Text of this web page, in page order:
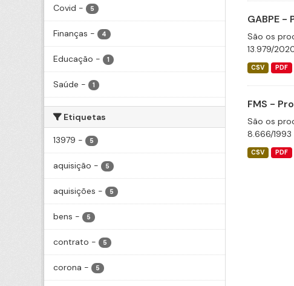
Covid - 5
Finanças - 4
Educação - 1
Saúde - 1
Etiquetas
13979 - 5
aquisição - 5
aquisições - 5
bens - 5
contrato - 5
corona - 5
GABPE -
São os
13.979/
CSV PDF
FMS -
São os
8.666/1993
CSV PDF